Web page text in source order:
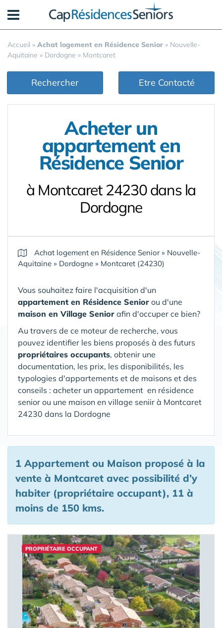
Accueil » Achat logement en Résidence Senior » Nouvelle-
Aquitaine » Dordogne » Montcaret
Rechercher Etre Contacté
Acheter un
appartement en
Résidence Senior
à Montcaret 24230 dans la
Dordogne
Achat logement en Résidence Senior» Nouvelle-
Aquitaine » Dordogne » Montcaret (24230)
Vous souhaitez faire l'acquisition d'un
appartement en Résidence Senior ou d'une
maison en Village Senior afin d'occuper ce bien?
Au travers de ce moteur de recherche, vous
pouvez identifier les biens proposés à des futurs
propriétaires occupants, obtenir une
documentation, les prix, les disponibilités, les
typologies d'appartements et de maisons et des
conseils : acheter un appartement en résidence
senior ou une maison en village seniir à Montcaret
24230 dans la Dordogne
1 Appartement ou Maison proposé à la
vente à Montcaret avec possibilité d’y
habiter (propriétaire occupant), 11 à
moins de 150 kms.
PROPRIÉTAIRE OCCUPANT